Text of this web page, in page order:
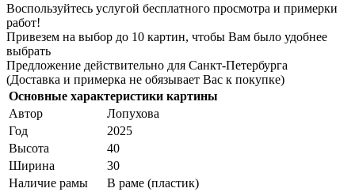
Воспользуйтесь услугой бесплатного просмотра и примерки
работ!
Привезем на выбор до 10 картин, чтобы Вам было удобнее
выбрать
Предложение действительно для Санкт-Петербурга
(Доставка и примерка не обязывает Вас к покупке)
Основные характеристики картины
Автор
Лопухова
Год
2025
Высота
40
Ширина
30
Наличие рамы
В раме (пластик)